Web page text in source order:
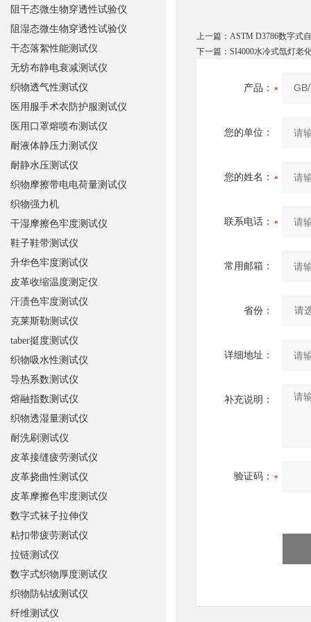
上一篇： ASTM D3786数字式
下一篇： SI4000水冷式氙灯老
产品：
您的单位：
您的姓名：
联系电话：
常用邮箱：
省份：
详细地址：
补充说明：
验证码：
阻干态微生物穿透性试验仪
阻湿态微生物穿透性试验仪
干态落絮性能测试仪
无纺布静电衰减测试仪
织物透气性测试仪
医用服手术衣防护服测试仪
医用口罩熔喷布测试仪
耐液体静压力测试仪
耐静水压测试仪
织物摩擦带电电荷量测试仪
织物强力机
干湿摩擦色牢度测试仪
鞋子鞋带测试仪
升华色牢度测试仪
皮革收缩温度测定仪
汗渍色牢度测试仪
克莱斯勒测试仪
taber挺度测试仪
织物吸水性测试仪
导热系数测试仪
熔融指数测试仪
织物透湿量测试仪
耐洗刷测试仪
皮革接缝疲劳测试仪
皮革挠曲性测试仪
皮革摩擦色牢度测试仪
数字式袜子拉伸仪
粘扣带疲劳测试仪
拉链测试仪
数字式织物厚度测试仪
织物防钻绒测试仪
纤维测试仪